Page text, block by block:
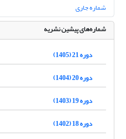
شماره جاری
شماره‌های پیشین نشریه
دوره 21 (1405)
دوره 20 (1404)
دوره 19 (1403)
دوره 18 (1402)